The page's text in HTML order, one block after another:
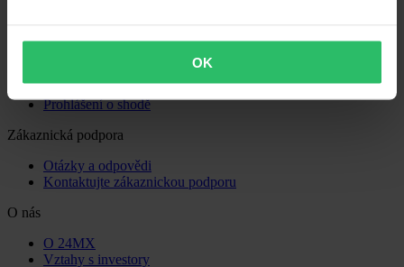
OK
Právo na odstoupení
Stav objednávky
Prohlášení o shodě
Zákaznická podpora
Otázky a odpovědi
Kontaktujte zákaznickou podporu
O nás
O 24MX
Vztahy s investory